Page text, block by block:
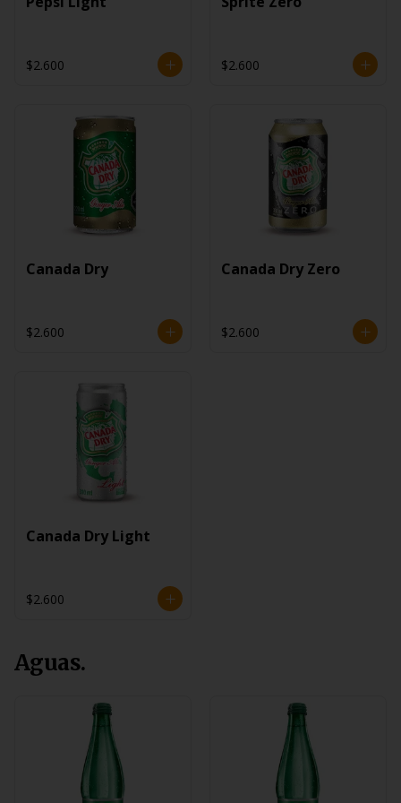
$2.600 $2.600
Canada Dry
$2.600
Canada Dry Zero
$2.600
Canada Dry Light
$2.600
Aguas.